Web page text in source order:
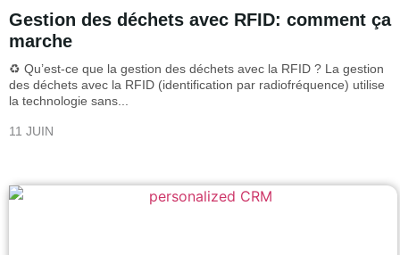
Gestion des déchets avec RFID: comment ça
marche
♻️ Qu’est-ce que la gestion des déchets avec la RFID ? La gestion
des déchets avec la RFID (identification par radiofréquence) utilise
la technologie sans...
11 JUIN